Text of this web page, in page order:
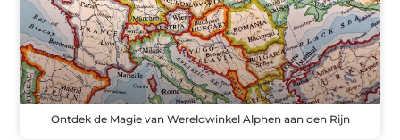
Ontdek de Magie van Wereldwinkel Alphen aan den Rijn